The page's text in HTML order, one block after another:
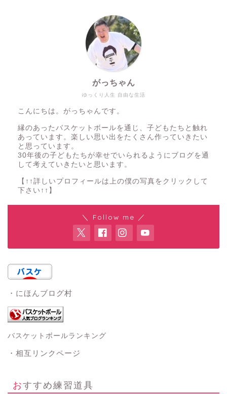
ゆっくり人生 自由な生活
がっちゃん
こんにちは。がっちゃんです。
縁のあったバスケットボールを通じ、子どもたちと触れ
あっています。楽しい思い出をたくさん作っていきたい
と思っています。
30年後の子どもたちが幸せでいられるようにブログを通
して考えていきたいと思います。
【↑↑詳しいプロフィールは上の僕の写真をクリックして
下さい↑↑】
＼ Follow me ／
・にほんブログ村
バスケットボールランキング
・相互リンクページ
おすすめ練習道具